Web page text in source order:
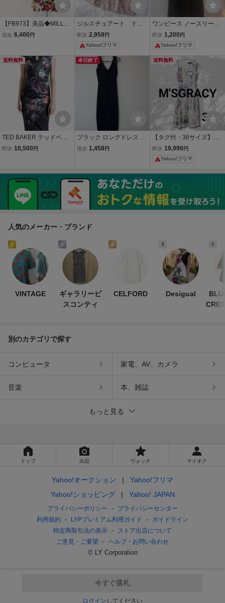
【FB973】美品◆MILLY
ミリー 花柄 フラワー ノー
現在 6,400 円
ジルスチュアート ドレ
ス ノースリーブワンピ
ース 花柄 総柄 大人
可愛い
即決 2,958円
Yahoo!フリマ
ワンピース ノースリーブ
ワンピース パーティード
レス パーティドレス
即決 1,200 円
Yahoo!フリマ
送料無料
TED BAKER テッドベイ
カー チャイナ タイト ドレ
ンピース パーティー オケ
ージョン
即決 10,500 円
本日終了
ブラック ロングドレス タ
イトワンピース レース切
キャバドレス
現在 1,458円
送料無料
【タグ付・36サイズ】
M'SGRACY 花柄ワンピー
ス エムズグレイシー ノー
スリーブ ニュアンスカラ
ーフラワードレス 未使用
即決 19,990 円
Yahoo!フリマ
人気のメーカー・ブランド
1
VINTAGE
2
ギャラリービ
スコンティ
3
CELFORD
4
Desigual
5
別のカテゴリで探す
コンピュータ 家電、AV、カメラ
音楽 本、雑誌
もっと見る
今すぐ落札
ログイン してください
トップ 出品 ウォッチ マイオク
Yahoo!オークション
Yahoo!フリマ
Yahoo!ショッピング
Yahoo! JAPAN
プライバシーポリシー
プライバシーセンター
利用規約
LYPプレミアム利用ガイド
ガイドライン
特定商取引法の表示
ストア出店について
ご意見・ご要望
ヘルプ・お問い合わせ
© LY Corporation